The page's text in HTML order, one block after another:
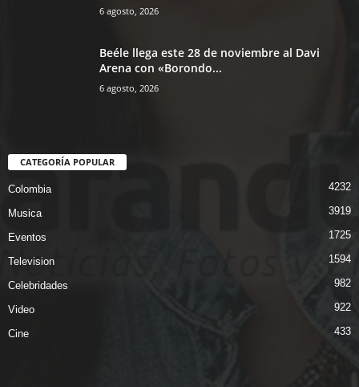
6 agosto, 2026
Beéle llega este 28 de noviembre al Davi
Arena con «Borondo...
6 agosto, 2026
CATEGORÍA POPULAR
Colombia 4232
Musica 3919
Eventos 1725
Television 1594
Celebridades 982
Video 922
Cine 433